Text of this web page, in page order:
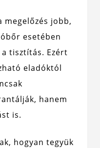
megelőzés jobb,
esetében
tisztítás. Ezért
eladóktól
hanem
is.
hogyan tegyük